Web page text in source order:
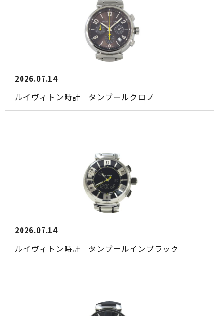
2026.07.14
ルイヴィトン時計 タンブールクロノ
2026.07.14
ルイヴィトン時計 タンブールインブラック